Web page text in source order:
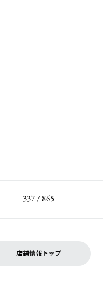
337 / 865
店舗情報トップ